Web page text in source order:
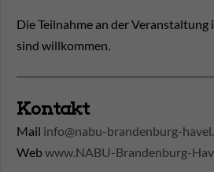
Die Teilnahme an der Veranstaltung
sind willkommen.
Kontakt
Mail info@nabu-brandenburg-
Webwww.NABU-Brandenburg-